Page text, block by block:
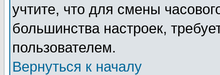
учтите, что для смены
большинства настроек,
пользователем.
Вернуться к началу